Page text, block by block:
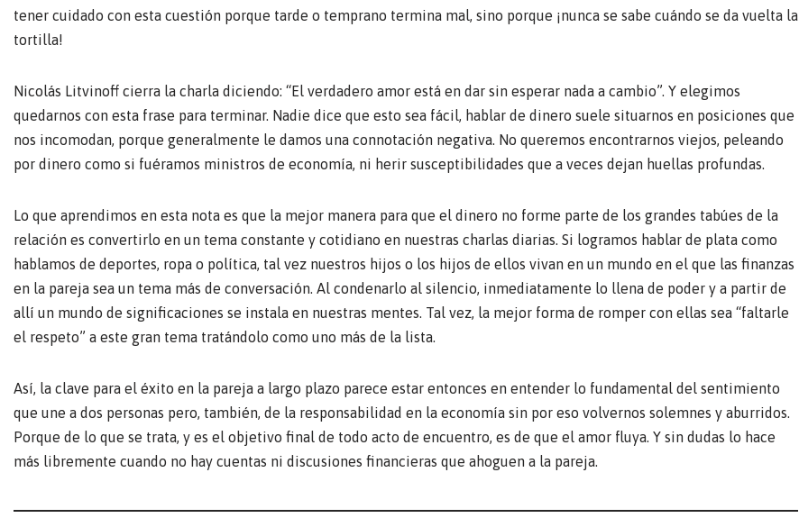
tener cuidado con esta cuestión porque tarde o temprano termina mal, sino porque ¡nunca se sabe cuándo se da vuelta la
tortilla!
Nicolás Litvinoff cierra la charla diciendo: “El verdadero amor está en dar sin esperar nada a cambio”. Y elegimos
quedarnos con esta frase para terminar. Nadie dice que esto sea fácil, hablar de dinero suele situarnos en posiciones que
nos incomodan, porque generalmente le damos una connotación negativa. No queremos encontrarnos viejos, peleando
por dinero como si fuéramos ministros de economía, ni herir susceptibilidades que a veces dejan huellas profundas.
Lo que aprendimos en esta nota es que la mejor manera para que el dinero no forme parte de los grandes tabúes de la
relación es convertirlo en un tema constante y cotidiano en nuestras charlas diarias. Si logramos hablar de plata como
hablamos de deportes, ropa o política, tal vez nuestros hijos o los hijos de ellos vivan en un mundo en el que las finanzas
en la pareja sea un tema más de conversación. Al condenarlo al silencio, inmediatamente lo llena de poder y a partir de
allí un mundo de significaciones se instala en nuestras mentes. Tal vez, la mejor forma de romper con ellas sea “faltarle
el respeto” a este gran tema tratándolo como uno más de la lista.
Así, la clave para el éxito en la pareja a largo plazo parece estar entonces en entender lo fundamental del sentimiento
que une a dos personas pero, también, de la responsabilidad en la economía sin por eso volvernos solemnes y aburridos.
Porque de lo que se trata, y es el objetivo final de todo acto de encuentro, es de que el amor fluya. Y sin dudas lo hace
más libremente cuando no hay cuentas ni discusiones financieras que ahoguen a la pareja.